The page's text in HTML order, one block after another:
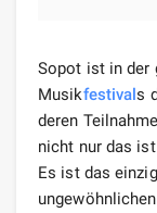
Sopot ist in der
Musikfestivals
deren
nicht nur das
Es ist das